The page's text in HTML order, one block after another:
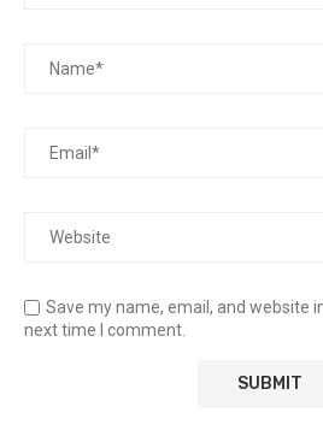
Save my name, email, and website
next time I comment.